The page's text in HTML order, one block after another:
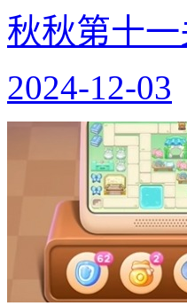
秋秋第十
2024-12-03